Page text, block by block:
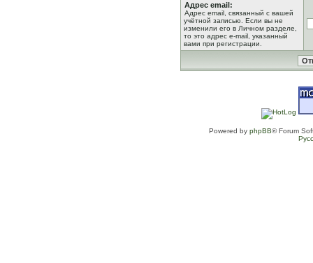
Адрес email:
Адрес email, связанный с вашей
учётной записью. Если вы не
изменили его в Личном разделе,
то это адрес e-mail, указанный
вами при регистрации.
Powered by phpBB® Forum